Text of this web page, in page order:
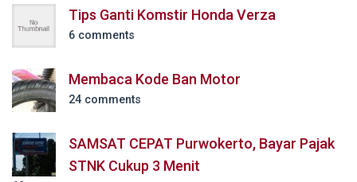
Tips Ganti Komstir Honda Verza
6 comments
Membaca Kode Ban Motor
24 comments
SAMSAT CEPAT Purwokerto, Bayar Pajak
STNK Cukup 3 Menit